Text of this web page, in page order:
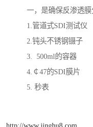
一，是确保反渗透膜
1.管道式SDI测试仪
2.钝头不锈钢镊子
3. 500ml的容器
4.￠47的SDI膜片
5. 秒表
http://www.jinghu8.com